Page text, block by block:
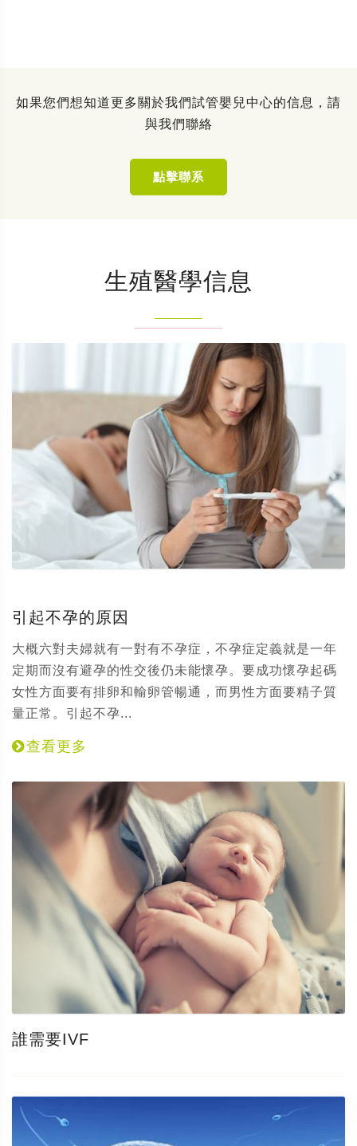
如果您們想知道更多關於我們試管嬰兒中心的信息，請
與我們聯絡
點擊聯系
生殖醫學信息
引起不孕的原因
大概六對夫婦就有一對有不孕症，不孕症定義就是一年
定期而沒有避孕的性交後仍未能懷孕。要成功懷孕起碼
女性方面要有排卵和輸卵管暢通，而男性方面要精子質
量正常。引起不孕...
查看更多
誰需要IVF